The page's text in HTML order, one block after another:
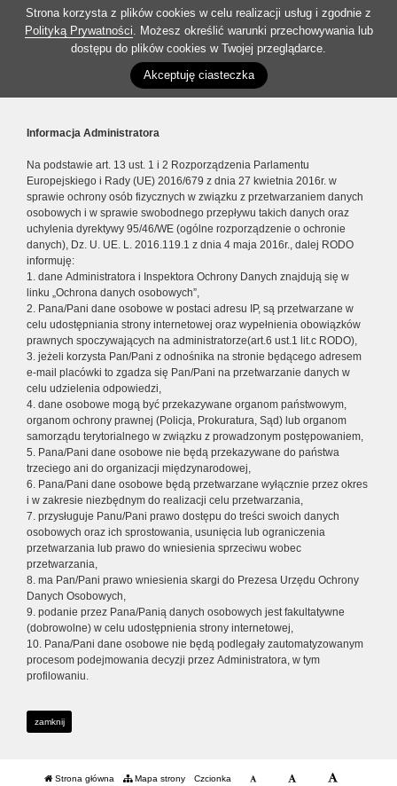
Strona korzysta z plików cookies w celu realizacji usług i zgodnie z
Polityką Prywatności. Możesz określić warunki przechowywania lub
dostępu do plików cookies w Twojej przeglądarce.
Akceptuję ciasteczka
Informacja Administratora
Na podstawie art. 13 ust. 1 i 2 Rozporządzenia Parlamentu
Europejskiego i Rady (UE) 2016/679 z dnia 27 kwietnia 2016r. w
sprawie ochrony osób fizycznych w związku z przetwarzaniem danych
osobowych i w sprawie swobodnego przepływu takich danych oraz
uchylenia dyrektywy 95/46/WE (ogólne rozporządzenie o ochronie
danych), Dz. U. UE. L. 2016.119.1 z dnia 4 maja 2016r., dalej RODO
informuję:
1. dane Administratora i Inspektora Ochrony Danych znajdują się w
linku „Ochrona danych osobowych”,
2. Pana/Pani dane osobowe w postaci adresu IP, są przetwarzane w
celu udostępniania strony internetowej oraz wypełnienia obowiązków
prawnych spoczywających na administratorze(art.6 ust.1 lit.c RODO),
3. jeżeli korzysta Pan/Pani z odnośnika na stronie będącego adresem
e-mail placówki to zgadza się Pan/Pani na przetwarzanie danych w
celu udzielenia odpowiedzi,
4. dane osobowe mogą być przekazywane organom państwowym,
organom ochrony prawnej (Policja, Prokuratura, Sąd) lub organom
samorządu terytorialnego w związku z prowadzonym postępowaniem,
5. Pana/Pani dane osobowe nie będą przekazywane do państwa
trzeciego ani do organizacji międzynarodowej,
6. Pana/Pani dane osobowe będą przetwarzane wyłącznie przez okres
i w zakresie niezbędnym do realizacji celu przetwarzania,
7. przysługuje Panu/Pani prawo dostępu do treści swoich danych
osobowych oraz ich sprostowania, usunięcia lub ograniczenia
przetwarzania lub prawo do wniesienia sprzeciwu wobec
przetwarzania,
8. ma Pan/Pani prawo wniesienia skargi do Prezesa Urzędu Ochrony
Danych Osobowych,
9. podanie przez Pana/Panią danych osobowych jest fakultatywne
(dobrowolne) w celu udostępnienia strony internetowej,
10. Pana/Pani dane osobowe nie będą podlegały zautomatyzowanym
procesom podejmowania decyzji przez Administratora, w tym
profilowaniu.
zamknij
Strona główna Mapa strony Czcionka